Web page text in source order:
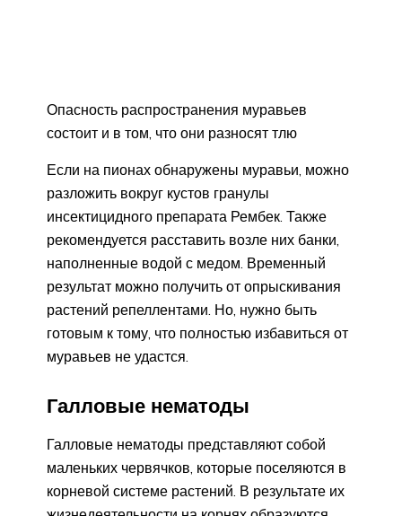
Опасность распространения муравьев
состоит и в том, что они разносят тлю
Если на пионах обнаружены муравьи, можно
разложить вокруг кустов гранулы
инсектицидного препарата Рембек. Также
рекомендуется расставить возле них банки,
наполненные водой с медом. Временный
результат можно получить от опрыскивания
растений репеллентами. Но, нужно быть
готовым к тому, что полностью избавиться от
муравьев не удастся.
Галловые нематоды
Галловые нематоды представляют собой
маленьких червячков, которые поселяются в
корневой системе растений. В результате их